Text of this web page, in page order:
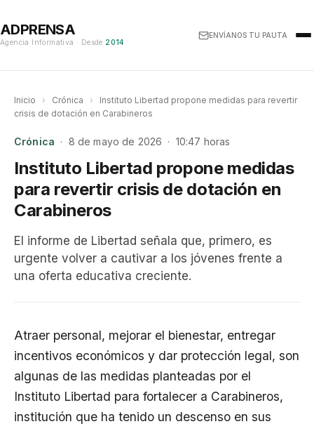
ADPRENSA
Agencia Informativa · Desde 2014
ENVÍANOS TU PAUTA
Inicio › Crónica ›
Instituto Libertad propone medidas para revertir
crisis de dotación en Carabineros
Crónica · 8 de mayo de 2026 · 10:47 horas
Instituto Libertad propone medidas
para revertir crisis de dotación en
Carabineros
El informe de Libertad señala que, primero, es
urgente volver a cautivar a los jóvenes frente a
una oferta educativa creciente.
Atraer personal, mejorar el bienestar, entregar
incentivos económicos y dar protección legal, son
algunas de las medidas planteadas por el
Instituto Libertad para fortalecer a Carabineros,
institución que ha tenido un descenso en sus